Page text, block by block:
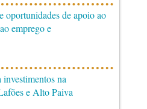
oportunidades de apoio ao
emprego e
na
e Alto Paiva